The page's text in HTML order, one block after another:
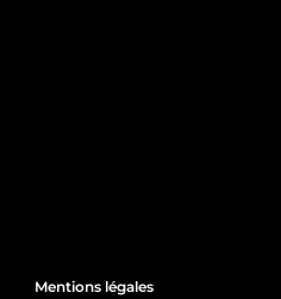
Mentions légales